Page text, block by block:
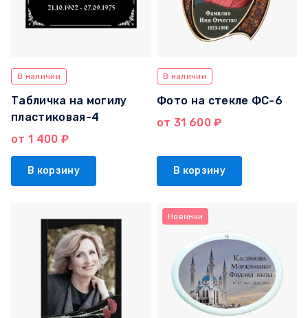
В наличии
Табличка на могилу
пластиковая-4
от 1 400 ₽
В корзину
В наличии
Фото на стекле ФС-6
от 31 600 ₽
В корзину
Новинки